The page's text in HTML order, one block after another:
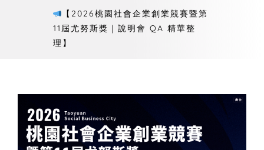
教學
活動
【2026桃園社會企業創業競賽暨第
11屆尤努斯獎｜說明會 QA 精華整
理】